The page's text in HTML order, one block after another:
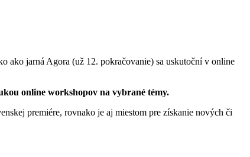
ako jarná Agora (už 12. pokračovanie) sa uskutoční v online
online workshopov na vybrané témy.
premiére, rovnako je aj miestom pre získanie nových či